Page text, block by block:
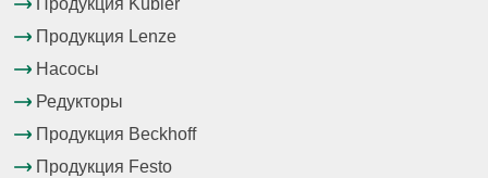
Продукция Kübler
Продукция Lenze
Насосы
Редукторы
Продукция Beckhoff
Продукция Festo